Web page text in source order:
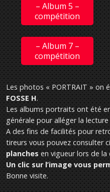
– Album 5 –
compétition
– Album 7 –
compétition
Les photos « PORTRAIT » on
FOSSE H.
Les albums portraits ont été
générale pour alléger la
A des fins de facilités pour
tireurs vous pouvez consulter
planches en vigueur lors de
Un clic sur l’image vous
Bonne visite.